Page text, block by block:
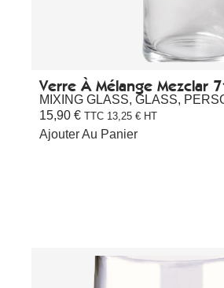
Verre À Mélange Mezclar
MIXING GLASS, GLASS,
15,90 € TTC 13,25 € HT
Ajouter Au Panier